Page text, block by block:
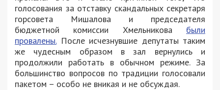
голосования за отставку скандальных секретаря
горсовета Мишалова и председателя
бюджетной комиссии Хмельникова были
провалены.После исчезнувшие депутаты таким
же чудесным образом в зал вернулись и
продолжили работать в обычном режиме. За
большинство вопросов по традиции голосовали
пакетом – особо не вникая и не обсуждая.